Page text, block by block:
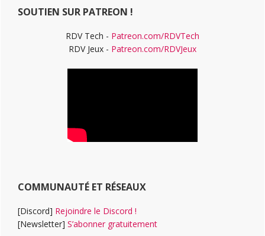
SOUTIEN SUR PATREON !
RDV Tech - Patreon.com/RDVTech
RDV Jeux - Patreon.com/RDVJeux
COMMUNAUTÉ ET RÉSEAUX
[Discord] Rejoindre le Discord !
[Newsletter] S’abonner gratuitement